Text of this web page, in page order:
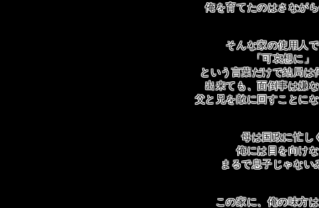
俺を育てたのはさなが
そんな家の使用人
「可哀想に」
という言葉だけで結局は
出来ても、面倒事は嫌
父と兄を敵に回すことに
母は国政に忙し
俺には目を向け
まるで息子じゃない
この家に、俺の味方